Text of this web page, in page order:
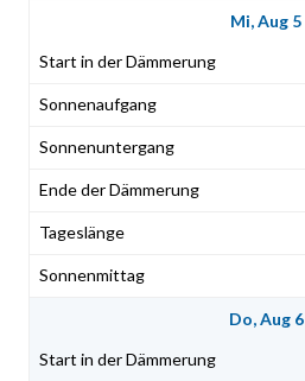
Mi, Aug 5
Do, Aug 6